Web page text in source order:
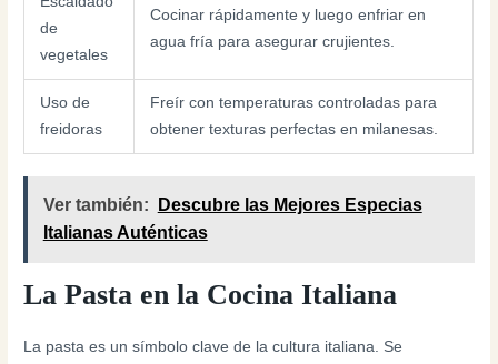
de
vegetales
Cocinar rápidamente y luego enfriar en
agua fría para asegurar crujientes.
Uso de
freidoras
Freír con temperaturas controladas para
obtener texturas perfectas en milanesas.
Ver también:
Descubre las Mejores Especias
Italianas Auténticas
La Pasta en la Cocina Italiana
La pasta es un símbolo clave de la cultura italiana. Se